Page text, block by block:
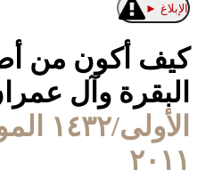
الإبلاغ ►
كيف أكون من
البقرة وآل
٢٠١١